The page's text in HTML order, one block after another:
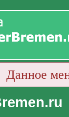
Данное